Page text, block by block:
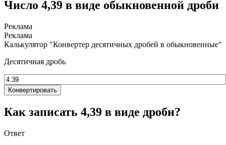
Число 4,39 в виде обыкновенной дроби
Калькулятор "Конвертер десятичных дробей в обыкновенные"
Десятичная дробь
Конвертировать
Как записать 4,39 в виде дроби?
Ответ